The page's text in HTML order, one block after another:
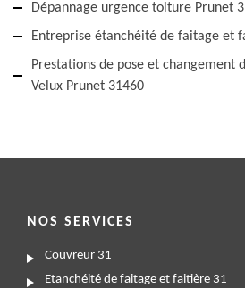
Dépannage urgence toiture Prunet
Entreprise étanchéité de faitage et
Prestations de pose et changement
Velux Prunet 31460
NOS SERVICES
Couvreur 31
Etanchéité de faitage et faitière 31